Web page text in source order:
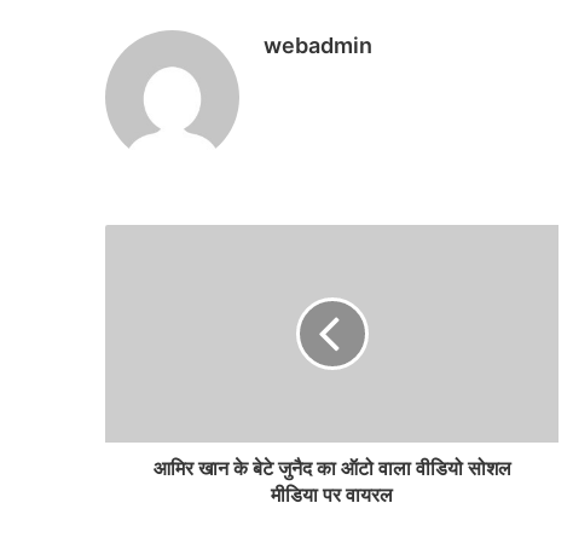
webadmin
आमिर खान के बेटे जुनैद का ऑटो वाला वीडियो सोशल
मीडिया पर वायरल